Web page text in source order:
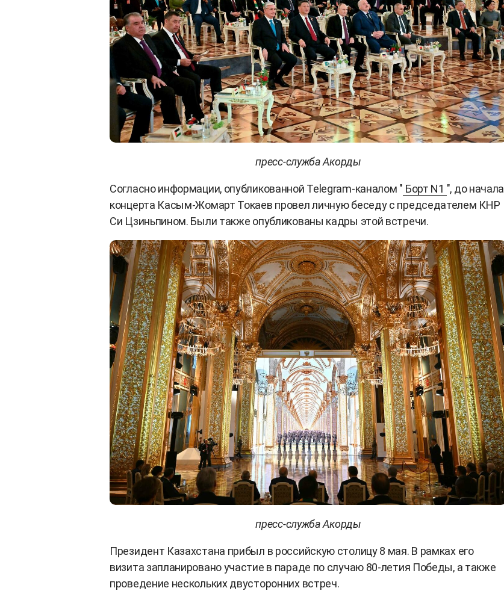
пресс-служба Акорды
Согласно информации, опубликованной Telegram-каналом " Борт N1 ", до начала
концерта Касым-Жомарт Токаев провел личную беседу с председателем КНР
Си Цзиньпином. Были также опубликованы кадры этой встречи.
пресс-служба Акорды
Президент Казахстана прибыл в российскую столицу 8 мая. В рамках его
визита запланировано участие в параде по случаю 80-летия Победы, а также
проведение нескольких двусторонних встреч.